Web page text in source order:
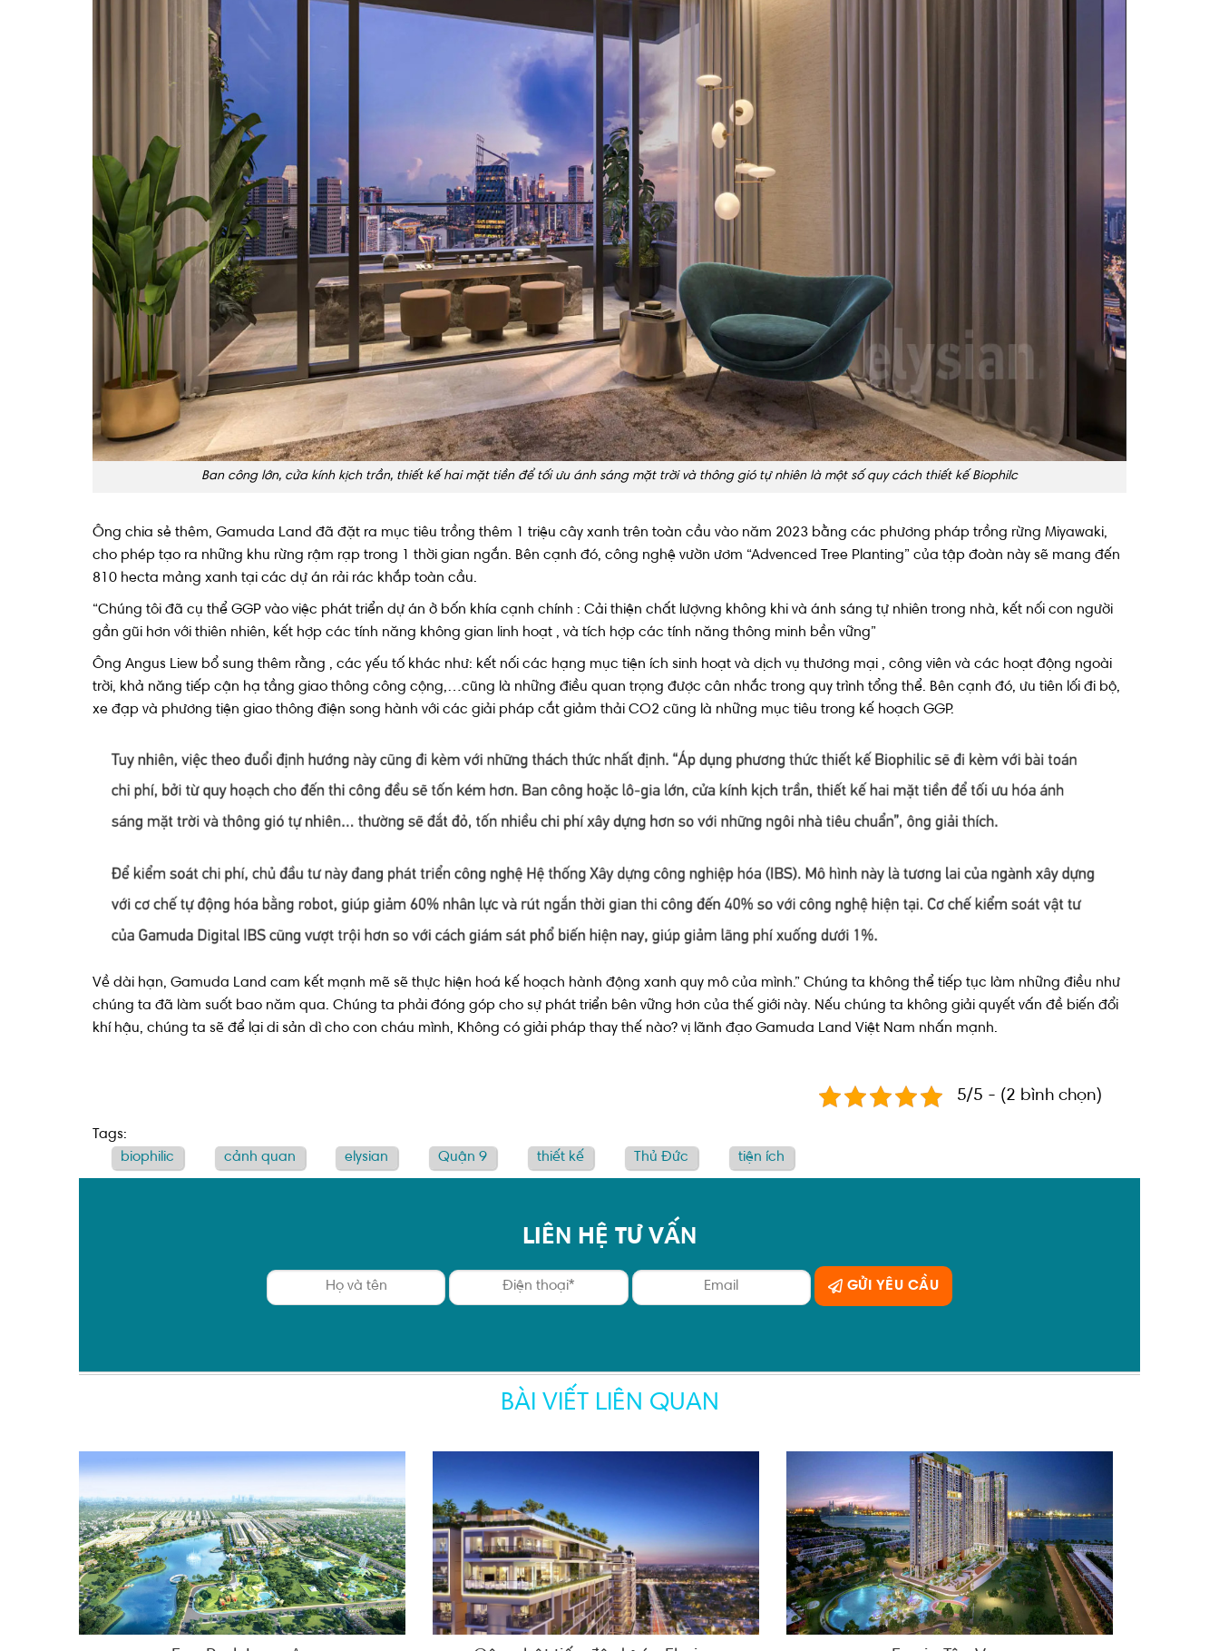
Ban công lớn, cửa kính kịch trần, thiết kế hai mặt tiền để tối ưu ánh sáng mặt trời và thông gió tự nhiên là một số quy cách thiết kế Biophilc
Ông chia sẻ thêm, Gamuda Land đã đặt ra mục tiêu trồng thêm 1 triệu cây xanh trên toàn cầu vào năm 2023 bằng các phương pháp trồng rừng Miyawaki,
cho phép tạo ra những khu rừng rậm rạp trong 1 thời gian ngắn. Bên cạnh đó, công nghệ vườn ươm “Advenced Tree Planting” của tập đoàn này sẽ mang đến
810 hecta mảng xanh tại các dự án rải rác khắp toàn cầu.
“Chúng tôi đã cụ thể GGP vào việc phát triển dự án ở bốn khía cạnh chính : Cải thiện chất lượvng không khi và ánh sáng tự nhiên trong nhà, kết nối con người
gần gũi hơn với thiên nhiên, kết hợp các tính năng không gian linh hoạt , và tích hợp các tính năng thông minh bền vững”
Ông Angus Liew bổ sung thêm rằng , các yếu tố khác như: kết nối các hạng mục tiện ích sinh hoạt và dịch vụ thương mại , công viên và các hoạt động ngoài
trời, khả năng tiếp cận hạ tầng giao thông công cộng,…cũng là những điều quan trọng được cân nhắc trong quy trình tổng thể. Bên cạnh đó, ưu tiên lối đi bộ,
xe đạp và phương tiện giao thông điện song hành với các giải pháp cắt giảm thải CO2 cũng là những mục tiêu trong kế hoạch GGP.
Về dài hạn, Gamuda Land cam kết mạnh mẽ sẽ thực hiện hoá kế hoạch hành động xanh quy mô của mình.” Chúng ta không thể tiếp tục làm những điều như
chúng ta đã làm suốt bao năm qua. Chúng ta phải đóng góp cho sự phát triển bên vững hơn của thế giới này. Nếu chúng ta không giải quyết vấn đề biến đổi
khí hậu, chúng ta sẽ để lại di sản dì cho con cháu mình, Không có giải pháp thay thế nào? vị lãnh đạo Gamuda Land Việt Nam nhấn mạnh.
5/5 - (2 bình chọn)
Tags:
biophilic
cảnh quan elysian Quận 9 thiết kế Thủ Đức tiện ích
LIÊN HỆ TƯ VẤN
GỬI YÊU CẦU
BÀI VIẾT LIÊN QUAN